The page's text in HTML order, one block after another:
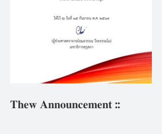
𝐓𝐡𝐞𝐰 𝐀𝐧𝐧𝐨𝐮𝐧𝐜𝐞𝐦𝐞𝐧𝐭 ::